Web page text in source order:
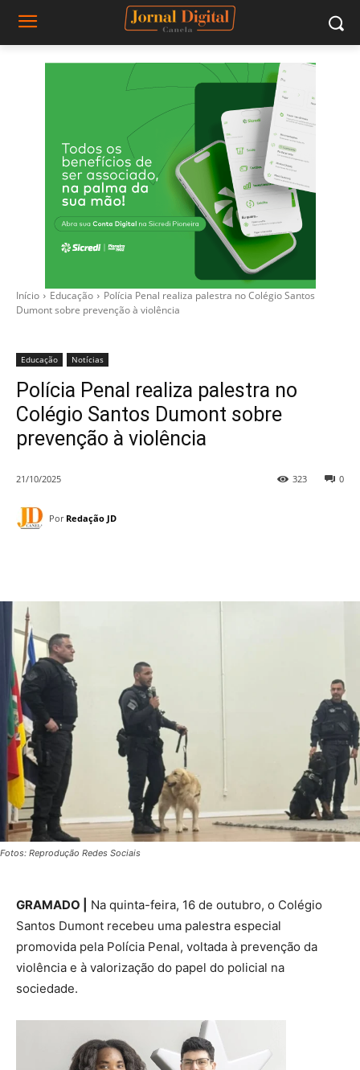
Início Educação
Polícia Penal realiza palestra no Colégio Santos
Dumont sobre prevenção à violência
Educação Notícias
Polícia Penal realiza palestra no
Colégio Santos Dumont sobre
prevenção à violência
21/10/2025 0
323
Por Redação JD
Fotos: Reprodução Redes Sociais
GRAMADO |
Na quinta-feira, 16 de outubro, o Colégio
Santos Dumont recebeu uma palestra especial
promovida pela Polícia Penal, voltada à prevenção da
violência e à valorização do papel do policial na
sociedade.